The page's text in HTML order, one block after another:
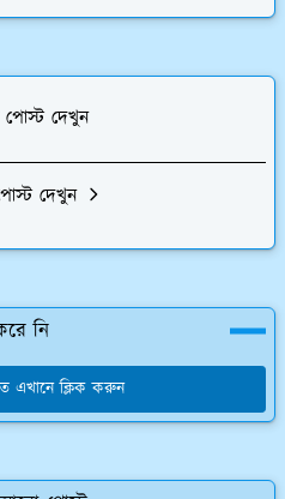
পোস্ট দেখুন
দেখুন
নি
এখানে ক্লিক করুন